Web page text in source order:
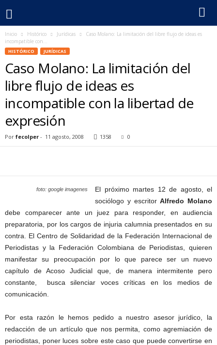
Inicio Histórico Jurídicas
Caso Molano: La limitación del libre flujo de ideas es
incompatible con...
HISTÓRICO JURÍDICAS
Caso Molano: La limitación del
libre flujo de ideas es
incompatible con la libertad de
expresión
Por fecolper - 11 agosto, 2008 1358 0
foto: google imagenes
El próximo martes 12 de agosto, el
sociólogo y escritor Alfredo Molano
debe comparecer ante un juez para responder, en audiencia
preparatoria, por los cargos de injuria calumnia presentados en su
contra. El Centro de Solidaridad de la Federación Internacional de
Periodistas y la Federación Colombiana de Periodistas, quieren
manifestar su preocupación por lo que parece ser un nuevo
capítulo de Acoso Judicial que, de manera intermitente pero
constante, busca silenciar voces críticas en los medios de
comunicación.
Por esta razón le hemos pedido a nuestro asesor jurídico, la
redacción de un artículo que nos permita, como agremiación de
periodistas, poner luces sobre este caso que puede convertirse en